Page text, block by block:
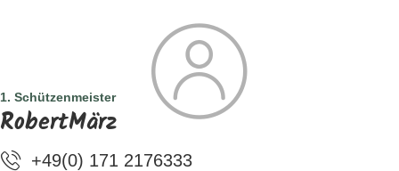
SUCHE
1. Schützenmeister
RobertMärz
+49(0) 171 2176333